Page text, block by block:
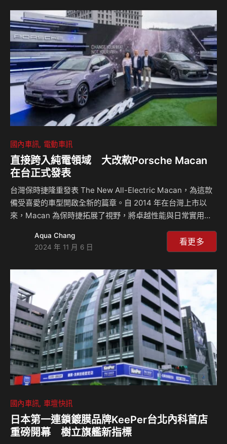
專案，凡於即日起至7月31日期間，至全台各地展示中心試乘
Kia任一乘用車款，就有機會獲得「Samsung The Freestyle
微型智慧投影機」一組(價值新台幣37,160元)；…
國內車訊 電動車訊
直接跨入純電領域 大改款Porsche Macan
在台正式發表
台灣保時捷隆重發表 The New All-Electric Macan，為這款
備受喜愛的車型開啟全新的篇章。自 2014 年在台灣上市以
來，Macan 為保時捷拓展了視野，將卓越性能與日常實用性
愛。如今，全新純電 Macan 傳承經典，讓每一次出發都成為
探索與展現真我的旅程。 台灣保時捷總裁 Christian Nater 說
風格與日常實用性之間的完美平衡，受到各個世代、各種生活
風格的車主肯定和喜愛。全新 Macan Electric 延續了這份精
髓，結合了保時捷的創新精神與永續作為…
Aqua Chang
2024 年 11 月 6 日
看更多
國內車訊 車壇快訊
日本第一連鎖鍍膜品牌KeePer台北內科首店
重磅開幕 樹立旗艦新指標